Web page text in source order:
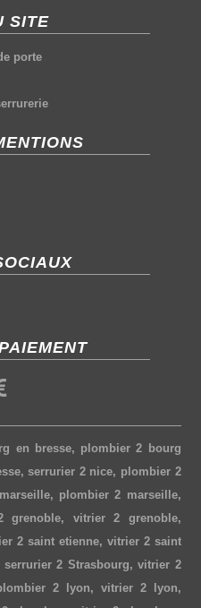
SITE
porte
en bresse, plombier 2 bourg
,serrurier 2 nice, plombier 2
, plombier 2 marseille,
grenoble, vitrier 2 grenoble,
2 saint etienne, vitrier 2 saint
serrurier 2 Strasbourg,vitrier 2
2 lyon, vitrier 2 lyon,